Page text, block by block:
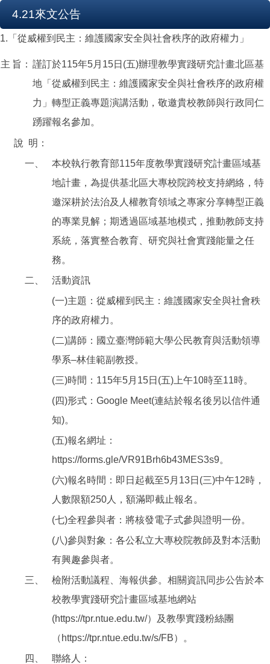
4.21來文公告
1.「從威權到民主：維護國家安全與社會秩序的政府權力」
主 旨： 謹訂於115年5月15日(五)辦理教學實踐研究計畫北區基
地「從威權到民主：維護國家安全與社會秩序的政府權
力」轉型正義專題演講活動，敬邀貴校教師與行政同仁
踴躍報名參加。
說 明：
一、
本校執行教育部115年度教學實踐研究計畫區域基
地計畫，為提供基北區大專校院跨校支持網絡，特
邀深耕於法治及人權教育領域之專家分享轉型正義
的專業見解；期透過區域基地模式，推動教師支持
系統，落實整合教育、研究與社會實踐能量之任
務。
二、
活動資訊
(一)主題：從威權到民主：維護國家安全與社會秩
序的政府權力。
(二)講師：國立臺灣師範大學公民教育與活動領導
學系–林佳範副教授。
(三)時間：115年5月15日(五)上午10時至11時。
(四)形式：Google Meet(連結於報名後另以信件通
知)。
(五)報名網址：
https://forms.gle/VR91Brh6b43MES3s9。
(六)報名時間：即日起截至5月13日(三)中午12時，
人數限額250人，額滿即截止報名。
(七)全程參與者：將核發電子式參與證明一份。
(八)參與對象：各公私立大專校院教師及對本活動
有興趣參與者。
三、
檢附活動議程、海報供參。相關資訊同步公告於本
校教學實踐研究計畫區域基地網站
(https://tpr.ntue.edu.tw/）及教學實踐粉絲團
（https://tpr.ntue.edu.tw/s/FB）。
四、
聯絡人：